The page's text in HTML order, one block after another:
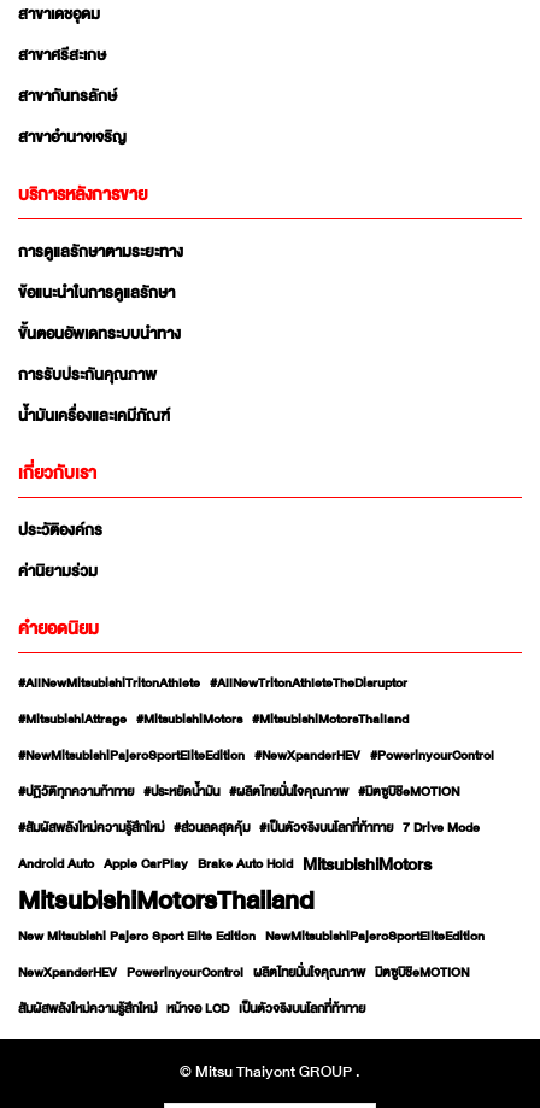
สาขาเดชอุดม
สาขาศรีสะเกษ
สาขากันทรลักษ์
สาขาอำนาจเจริญ
บริการหลังการขาย
การดูแลรักษาตามระยะทาง
ข้อแนะนำในการดูแลรักษา
ขั้นตอนอัพเดทระบบนำทาง
การรับประกันคุณภาพ
น้ำมันเครื่องและเคมีภัณฑ์
เกี่ยวกับเรา
ประวัติองค์กร
ค่านิยามร่วม
คำยอดนิยม
#AllNewMitsubishiTritonAthlete #AllNewTritonAthleteTheDisruptor
#MitsubishiAttrage #MitsubishiMotors #MitsubishiMotorsThailand
#NewMitsubishiPajeroSportEliteEdition #NewXpanderHEV #PowerinyourControl
#ปฏิวัติทุกความท้าทาย #ประหยัดน้ำมัน #ผลิตไทยมั่นใจคุณภาพ #มิตซูบิชิeMOTION
#สัมผัสพลังใหม่ความรู้สึกใหม่ #ส่วนลดสุดคุ้ม #เป็นตัวจริงบนโลกที่ท้าทาย 7 Drive Mode
Android Auto Apple CarPlay Brake Auto Hold MitsubishiMotors
MitsubishiMotorsThailand
New Mitsubishi Pajero Sport Elite Edition NewMitsubishiPajeroSportEliteEdition
NewXpanderHEV PowerinyourControl ผลิตไทยมั่นใจคุณภาพ มิตซูบิชิeMOTION
สัมผัสพลังใหม่ความรู้สึกใหม่ หน้าจอ LCD เป็นตัวจริงบนโลกที่ท้าทาย
© Mitsu Thaiyont GROUP .